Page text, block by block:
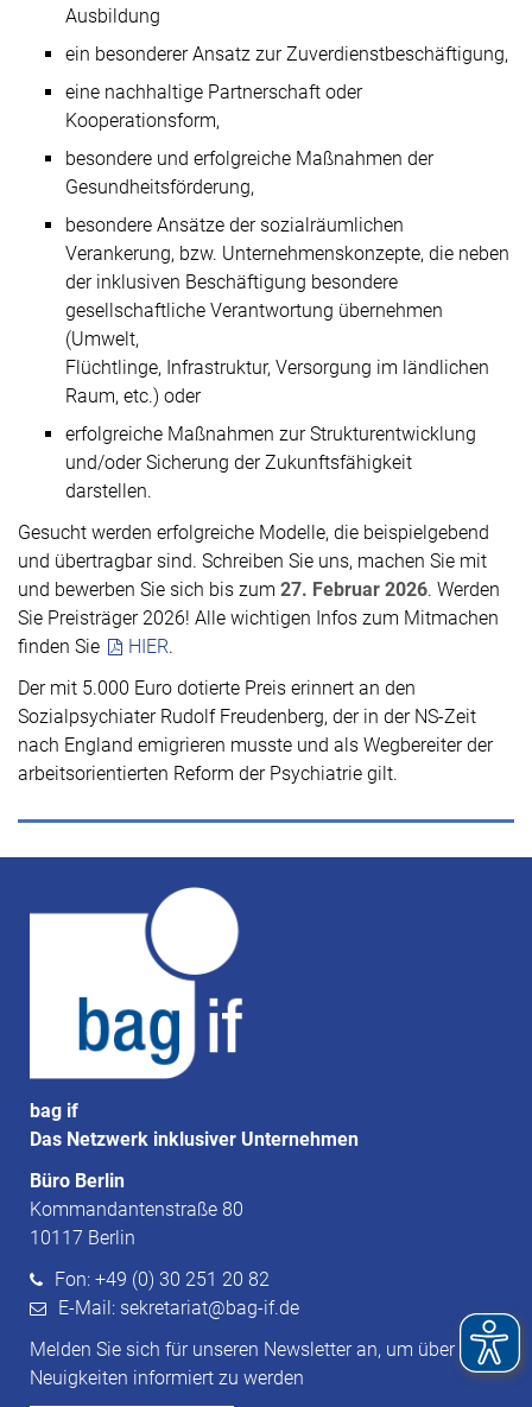
Ausbildung
ein besonderer Ansatz zur Zuverdienstbeschäftigung,
eine nachhaltige Partnerschaft oder
Kooperationsform,
besondere und erfolgreiche Maßnahmen der
Gesundheitsförderung,
besondere Ansätze der sozialräumlichen
Verankerung, bzw. Unternehmenskonzepte, die neben
der inklusiven Beschäftigung besondere
gesellschaftliche Verantwortung übernehmen
(Umwelt,
Flüchtlinge, Infrastruktur, Versorgung im ländlichen
Raum, etc.) oder
erfolgreiche Maßnahmen zur Strukturentwicklung
und/oder Sicherung der Zukunftsfähigkeit
darstellen.
Gesucht werden erfolgreiche Modelle, die beispielgebend
und übertragbar sind. Schreiben Sie uns, machen Sie mit
und bewerben Sie sich bis zum 27. Februar 2026. Werden
Sie Preisträger 2026! Alle wichtigen Infos zum Mitmachen
finden Sie
HIER.
Der mit 5.000 Euro dotierte Preis erinnert an den
Sozialpsychiater Rudolf Freudenberg, der in der NS-Zeit
nach England emigrieren musste und als Wegbereiter der
arbeitsorientierten Reform der Psychiatrie gilt.
bag if
Das Netzwerk inklusiver Unternehmen
Büro Berlin
Kommandantenstraße 80
10117 Berlin
Fon: +49 (0) 30 251 20 82
E-Mail: sekretariat@bag-if.de
Melden Sie sich für unseren Newsletter an, um über
Neuigkeiten informiert zu werden